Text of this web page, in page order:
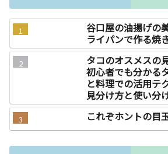
谷口屋の油揚げの
ライパンで作る焼
タコのオスメスの
初心者でも分かる
と料理での活用テ
見分け方と使い分
これぞホントの目